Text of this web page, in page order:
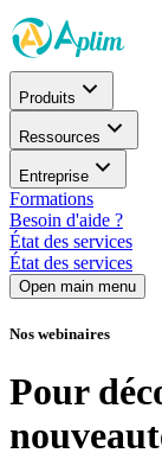
Produits
Ressources
Entreprise
Formations
Besoin d'aide ?
État des services
État des services
Open main menu
Nos webinaires
Pour